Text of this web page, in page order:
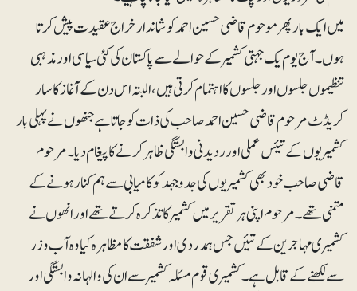
میں ایک بار پھر موحوم قاضی حسین احمد کو شاندار خراج عقیدت پیش کرتا
ہوں۔ آج یوم یک جہتی کشمیر کے حوالے سے پاکستان کی کئی سیاسی اور مذہبی
تنظیموں جلسوں اور جلسوں کا اہتمام کرتی ہیں ، البتہ اس دن کے آغاز کا سار
کریڈٹ مرحوم قاضی حسین احمد صاحب کی ذات کو جاتا ہے جنھوں نے پہلی بار
کشمیریوں کے تیئس عملی اور ردیدنی وابستگی ظاہر کرنے کا پیغام دیا۔ مرحوم
قاضی صاحب خود بھی کشمیریوں کی جدوجہد کو کامیابی سے ہم کنار ہونے کے
متمنی تھے۔ مرحوم اپنی ہر تقریر میں کشمیر کا تذکرہ کرتے تھے اور انھوں نے
کشمیری مہاجرین کے تئیں جس ہمدردی اور شفقت کا مظاہرہ کیا وہ آب وزر
سے لکھنے کے قابل ہے۔ کشمیر ی قوم مسئلہ کشمیر سے ان کی والہانہ وابستگی اور